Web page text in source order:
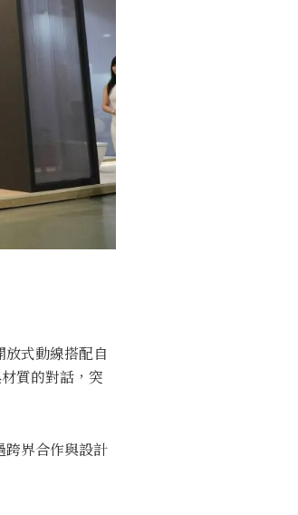
式動線搭配自
質的對話，突
跨界合作與設計